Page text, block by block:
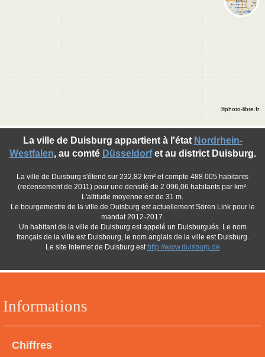
Informations
Chiffres
La ville de Duisburg appartient à l'état Nordrhein-
Westfalen, au comté Düsseldorfet au district Duisburg.
La ville de Duisburg s'étend sur 232,82 km² et compte 488 005 habitants
(recensement de 2011) pour une densité de 2 096,06 habitants par km².
L'altitude moyenne est de 31 m.
Le bourgemestre de la ville de Duisburg est actuellement Sören Link pour le
mandat 2012-2017.
Un habitant de la ville de Duisburg est appelé un Duisburgués. Le nom
français de la ville est Duisbourg, le nom anglais de la ville est Duisburg.
Le site Internet de Duisburg est http://www.duisburg.de
©photo-libre.fr